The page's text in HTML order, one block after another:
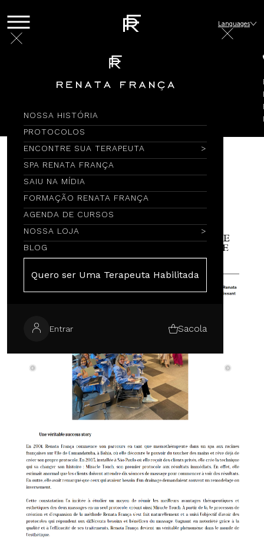
NOSSA HISTÓRIA
PROTOCOLOS
ENCONTRE SUA TERAPEUTA
SPA RENATA FRANÇA
SAIU NA MÍDIA
FORMAÇÃO RENATA FRANÇA
AGENDA DE CURSOS
NOSSA LOJA
BLOG
Quero ser Uma Terapeuta Habilitada
Entrar Sacola
Languages
MARIE CLAIRE | 2024
22/05/2024 | 0 minuto(s) de leitura